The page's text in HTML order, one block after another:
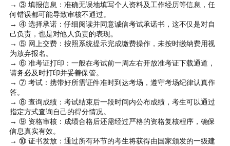
→ ③ 填报信息：准确无误地填写个人资料及工作经历等信息，任
何错误都可能导致审核不通过。
→ ④ 选择承诺：仔细阅读并同意诚信考试承诺书，这不仅是对自
己负责，也是对他人负责的表现。
→ ⑤ 网上交费：按照系统提示完成缴费操作，未按时缴纳费用视
为放弃报名。
→ ⑥ 准考证打印：一般在考试前一周左右开放准考证下载通道，
请务必及时打印并妥善保管。
→ ⑦ 考试：携带好所需证件准时到达考场，遵守考场纪律认真作
答。
→ ⑧ 查询成绩：考试结束后一段时间内公布成绩，考生可以通过
指定方式查询自己的得分情况。
→ ⑨ 资格审核：成绩合格后还需经过严格的资格复核程序，确保
信息真实有效。
→ ⑩ 证书发放：通过所有环节的考生将获得由国家颁发的一级建